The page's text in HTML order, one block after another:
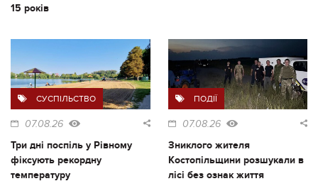
15 років
СУСПІЛЬСТВО
07.08.26
Три дні поспіль у Рівному
фіксують рекордну
температуру
ПОДІЇ
07.08.26
Зниклого жителя
Костопільщини розшукали в
лісі без ознак життя